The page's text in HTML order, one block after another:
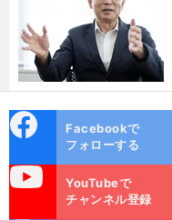
ok
Facebookで
フォローする
YouTubeで
チャンネル登録